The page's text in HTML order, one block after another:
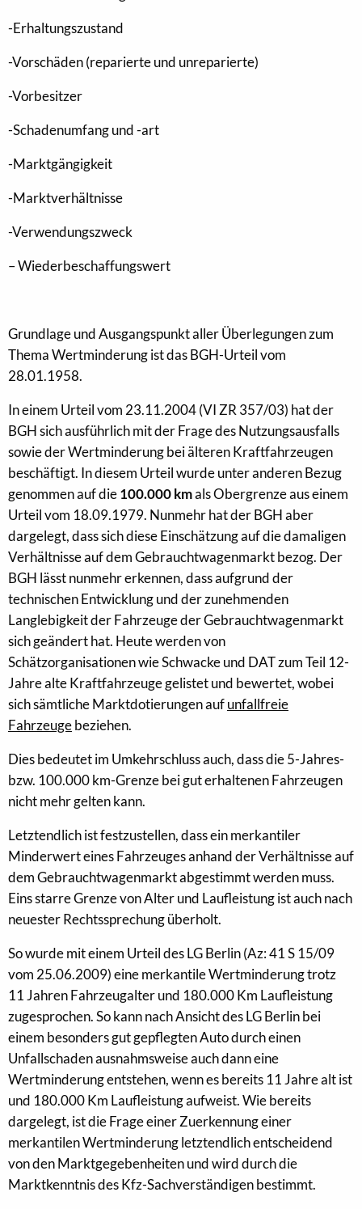
-Erhaltungszustand
-Vorschäden (reparierte und unreparierte)
-Vorbesitzer
-Schadenumfang und -art
-Marktgängigkeit
-Marktverhältnisse
-Verwendungszweck
– Wiederbeschaffungswert
Grundlage und Ausgangspunkt aller Überlegungen zum
Thema Wertminderung ist das BGH-Urteil vom
28.01.1958.
In einem Urteil vom 23.11.2004 (VI ZR 357/03) hat der
BGH sich ausführlich mit der Frage des Nutzungsausfalls
sowie der Wertminderung bei älteren Kraftfahrzeugen
beschäftigt. In diesem Urteil wurde unter anderen Bezug
genommen auf die100.000 kmals Obergrenze aus einem
Urteil vom 18.09.1979. Nunmehr hat der BGH aber
dargelegt, dass sich diese Einschätzung auf die damaligen
Verhältnisse auf dem Gebrauchtwagenmarkt bezog. Der
BGH lässt nunmehr erkennen, dass aufgrund der
technischen Entwicklung und der zunehmenden
Langlebigkeit der Fahrzeuge der Gebrauchtwagenmarkt
sich geändert hat. Heute werden von
Schätzorganisationen wie Schwacke und DAT zum Teil 12-
Jahre alte Kraftfahrzeuge gelistet und bewertet, wobei
sich sämtliche Marktdotierungen aufunfallfreie
Fahrzeugebeziehen.
Dies bedeutet im Umkehrschluss auch, dass die 5-Jahres-
bzw. 100.000 km-Grenze bei gut erhaltenen Fahrzeugen
nicht mehr gelten kann.
Letztendlich ist festzustellen, dass ein merkantiler
Minderwert eines Fahrzeuges anhand der Verhältnisse auf
dem Gebrauchtwagenmarkt abgestimmt werden muss.
Eins starre Grenze von Alter und Laufleistung ist auch nach
neuester Rechtssprechung überholt.
So wurde mit einem Urteil des LG Berlin (Az: 41 S 15/09
vom 25.06.2009) eine merkantile Wertminderung trotz
11 Jahren Fahrzeugalter und 180.000 Km Laufleistung
zugesprochen. So kann nach Ansicht des LG Berlin bei
einem besonders gut gepflegten Auto durch einen
Unfallschaden ausnahmsweise auch dann eine
Wertminderung entstehen, wenn es bereits 11 Jahre alt ist
und 180.000 Km Laufleistung aufweist. Wie bereits
dargelegt, ist die Frage einer Zuerkennung einer
merkantilen Wertminderung letztendlich entscheidend
von den Marktgegebenheiten und wird durch die
Marktkenntnis des Kfz-Sachverständigen bestimmt.